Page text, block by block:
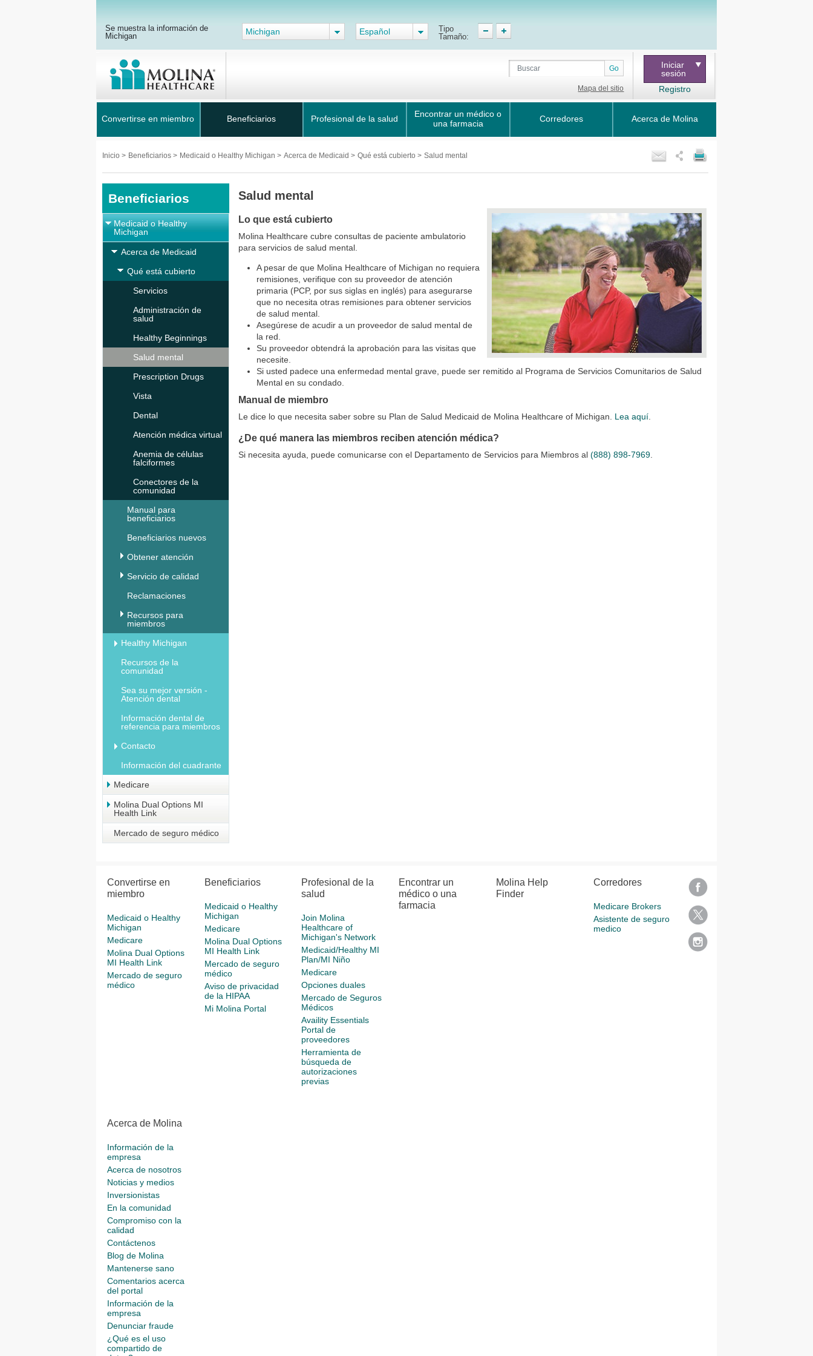
Se muestra la información de
Michigan
Michigan Español
Tipo
Tamaño:
Go
Mapa del sitio
Iniciar
sesión
Registro
Convertirse en miembro Beneficiarios Profesional de la salud
Encontrar un médico o
una farmacia
Corredores Acerca de Molina
Inicio > Beneficiarios > Medicaid o Healthy Michigan > Acerca de Medicaid > Qué está cubierto > Salud mental
Beneficiarios
Medicaid o Healthy
Michigan
Acerca de Medicaid
Qué está cubierto
Servicios
Administración de
salud
Healthy Beginnings
Salud mental
Prescription Drugs
Vista
Dental
Atención médica virtual
Anemia de células
falciformes
Conectores de la
comunidad
Manual para
beneficiarios
Beneficiarios nuevos
Obtener atención
Servicio de calidad
Reclamaciones
Recursos para
miembros
Healthy Michigan
Recursos de la
comunidad
Sea su mejor versión -
Atención dental
Información dental de
referencia para miembros
Contacto
Información del cuadrante
Medicare
Molina Dual Options MI
Health Link
Mercado de seguro médico
Salud mental
Lo que está cubierto
Molina Healthcare cubre consultas de paciente ambulatorio
para servicios de salud mental.
A pesar de que Molina Healthcare of Michigan no requiera
remisiones, verifique con su proveedor de atención
primaria (PCP, por sus siglas en inglés) para asegurarse
que no necesita otras remisiones para obtener servicios
de salud mental.
Asegúrese de acudir a un proveedor de salud mental de
la red.
Su proveedor obtendrá la aprobación para las visitas que
necesite.
Si usted padece una enfermedad mental grave, puede ser remitido al Programa de Servicios Comunitarios de Salud
Mental en su condado.
Manual de miembro
Le dice lo que necesita saber sobre su Plan de Salud Medicaid de Molina Healthcare of Michigan. Lea aquí
¿De qué manera las miembros reciben atención médica?
Si necesita ayuda, puede comunicarse con el Departamento de Servicios para Miembros al(888) 898-7969
Convertirse en
miembro
Medicaid o Healthy
Michigan
Medicare
Molina Dual Options
MI Health Link
Mercado de seguro
médico
Beneficiarios
Medicaid o Healthy
Michigan
Medicare
Molina Dual Options
MI Health Link
Mercado de seguro
médico
Aviso de privacidad
de la HIPAA
Mi Molina Portal
Profesional de la
salud
Join Molina
Healthcare of
Michigan's Network
Medicaid/Healthy MI
Plan/MI Niño
Medicare
Opciones duales
Mercado de Seguros
Médicos
Availity Essentials
Portal de
proveedores
Herramienta de
búsqueda de
autorizaciones
previas
Encontrar un
médico o una
farmacia
Molina Help
Finder
Corredores
Medicare Brokers
Asistente de seguro
medico
Acerca de Molina
Información de la
empresa
Acerca de nosotros
Noticias y medios
Inversionistas
En la comunidad
Compromiso con la
calidad
Contáctenos
Blog de Molina
Mantenerse sano
Comentarios acerca
del portal
Información de la
empresa
Denunciar fraude
¿Qué es el uso
compartido de